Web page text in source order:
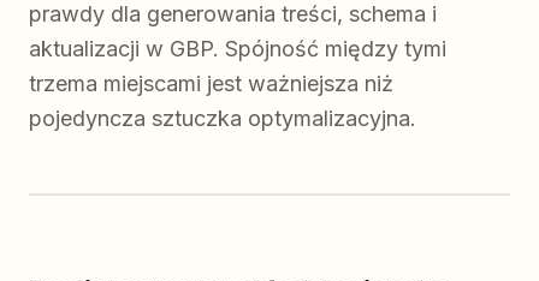
prawdy dla generowania treści, schema i
aktualizacji w GBP. Spójność między tymi
trzema miejscami jest ważniejsza niż
pojedyncza sztuczka optymalizacyjna.